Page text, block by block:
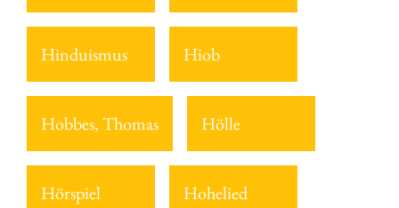
Hinduismus Hiob
Hobbes, Thomas Hölle
Hörspiel Hohelied